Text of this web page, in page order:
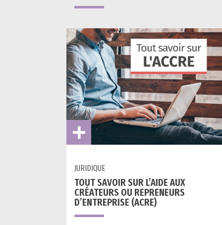
JURIDIQUE
TOUT SAVOIR SUR L’AIDE AUX
CRÉATEURS OU REPRENEURS
D’ENTREPRISE (ACRE)